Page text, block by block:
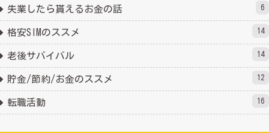
失業したら貰えるお金の話 6
格安SIMのススメ 14
老後サバイバル 14
貯金/節約/お金のススメ 12
転職活動 16